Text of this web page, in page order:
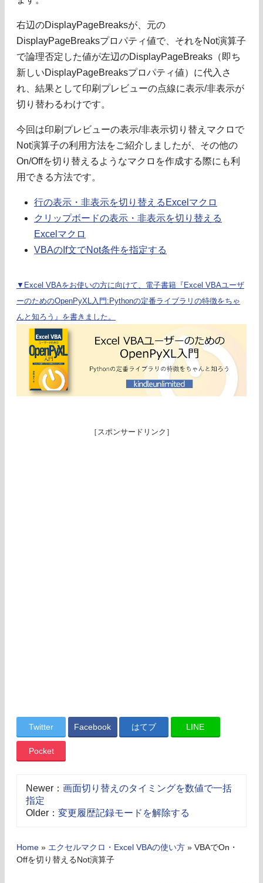
右辺のDisplayPageBreaksが、元の
DisplayPageBreaksプロパティ値で、それをNot演算子
で論理否定した値が左辺のDisplayPageBreaks（即ち
新しいDisplayPageBreaksプロパティ値）に代入さ
れ、結果として印刷プレビューの点線に表示/非表示が
切り替わるわけです。
今回は印刷プレビューの表示/非表示切り替えマクロで
Not演算子の利用方法をご紹介しましたが、その他の
On/Offを切り替えるようなマクロを作成する際にも利
用できる方法です。
行の表示・非表示を切り替えるExcelマクロ
クリップボードの表示・非表示を切り替える
Excelマクロ
VBAのIf文でNot条件を指定する
▼Excel VBAをお使いの方に向けて、電子書籍『Excel VBAユーザ
ーのためのOpenPyXL入門:Pythonの定番ライブラリの特徴をちゃ
んと知ろう』を書きました。
［スポンサードリンク］
Twitter Facebook はてブ LINE
Pocket
Newer： 画面切り替えのタイミングを数値で一括
指定
Older： 変更履歴記録モードを解除する
Home » エクセルマクロ・Excel VBAの使い方 » VBAでOn・
Offを切り替えるNot演算子